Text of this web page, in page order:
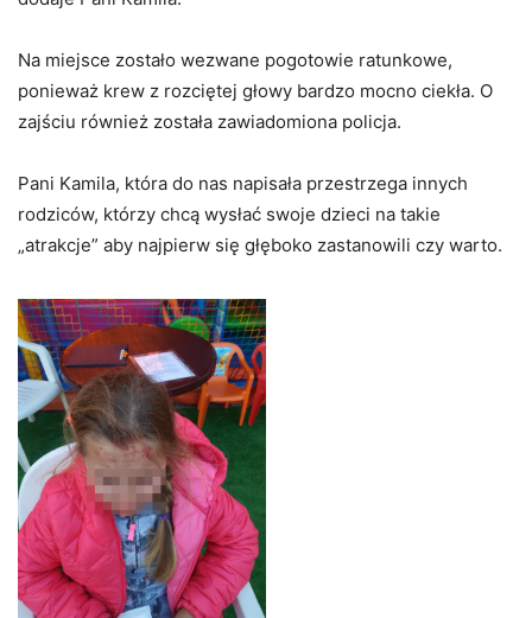
Na miejsce zostało wezwane pogotowie ratunkowe,
ponieważ krew z rozciętej głowy bardzo mocno ciekła. O
zajściu również została zawiadomiona policja.
Pani Kamila, która do nas napisała przestrzega innych
rodziców, którzy chcą wysłać swoje dzieci na takie
„atrakcje” aby najpierw się głęboko zastanowili czy warto.